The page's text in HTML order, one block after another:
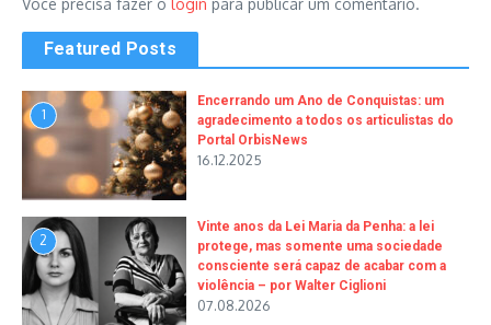
Featured Posts
1
Encerrando um Ano de Conquistas: um
agradecimento a todos os articulistas do
Portal OrbisNews
16.12.2025
2
Vinte anos da Lei Maria da Penha: a lei
protege, mas somente uma sociedade
consciente será capaz de acabar com a
violência – por Walter Ciglioni
07.08.2026